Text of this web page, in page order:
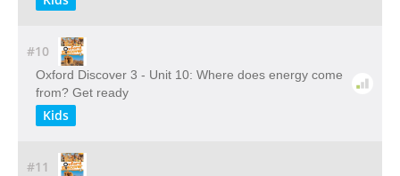
#10
Oxford Discover 3 - Unit 10: Where does energy come
from? Get ready
Kids
#11